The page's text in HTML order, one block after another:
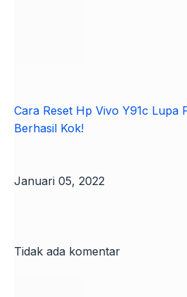
Cara Reset Hp Vivo Y91c Lupa
Berhasil Kok!
Januari 05, 2022
Tidak ada komentar